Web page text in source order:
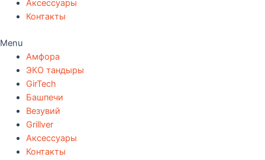
Аксессуары
Контакты
Menu
Амфора
ЭКО тандыры
GirTech
Башпечи
Везувий
Grillver
Аксессуары
Контакты